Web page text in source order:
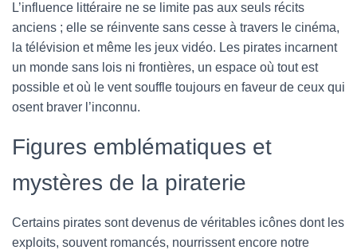
L’influence littéraire ne se limite pas aux seuls récits
anciens ; elle se réinvente sans cesse à travers le cinéma,
la télévision et même les jeux vidéo. Les pirates incarnent
un monde sans lois ni frontières, un espace où tout est
possible et où le vent souffle toujours en faveur de ceux qui
osent braver l’inconnu.
Figures emblématiques et
mystères de la piraterie
Certains pirates sont devenus de véritables icônes dont les
exploits, souvent romancés, nourrissent encore notre